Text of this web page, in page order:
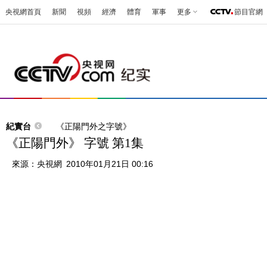
央視網首頁 新聞 視頻 經濟 體育 軍事 更多 節目官網
紀實台 《正陽門外之字號》
《正陽門外》 字號 第1集
來源： 央視網 2010年01月21日 00:16